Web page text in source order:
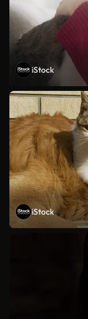
iStock
iStock